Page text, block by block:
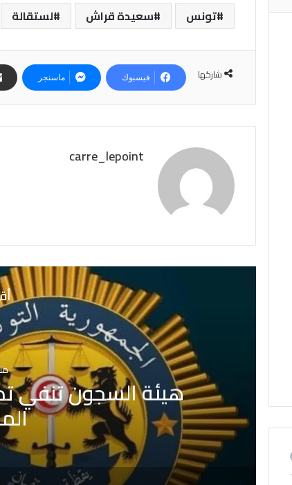
تونس سعيدة قراش لستقالة
شاركها فيسبوك ماسنجر
carre_lepoint
منذ
هيئة السجون تنفي